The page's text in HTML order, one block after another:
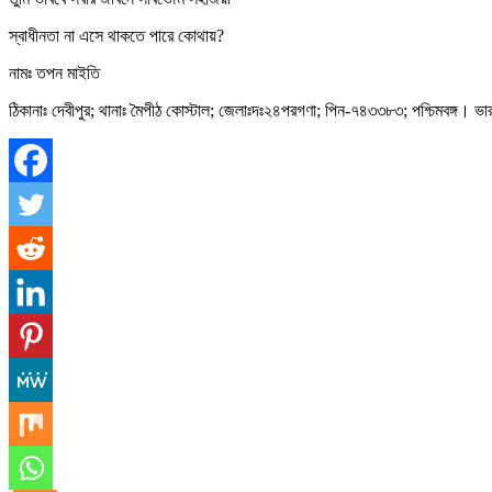
স্বাধীনতা না এসে থাকতে পারে কোথায়?
নামঃ তপন মাইতি
ঠিকানাঃ দেবীপুর; থানাঃ মৈপীঠ কোস্টাল; জেলাঃদঃ২৪পরগণা; পিন-৭৪৩৩৮৩; পশ্চিমবঙ্গ।